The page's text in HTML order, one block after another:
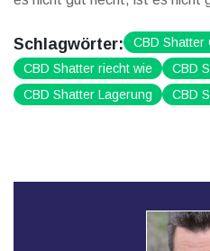
Schlagwörter:
CBD Shatter
CBD Shatter riecht wie
CBD
CBD Shatter Lagerung
CBD